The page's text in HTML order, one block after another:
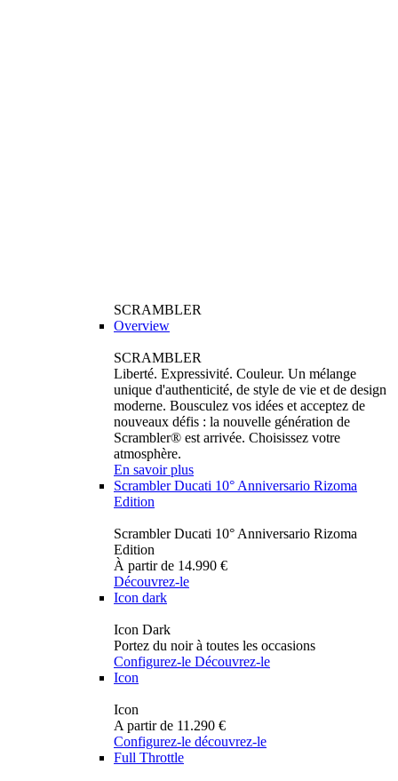
SCRAMBLER
Overview
SCRAMBLER
Liberté. Expressivité. Couleur. Un mélange
unique d'authenticité, de style de vie et de design
moderne. Bousculez vos idées et acceptez de
nouveaux défis : la nouvelle génération de
Scrambler® est arrivée. Choisissez votre
atmosphère.
En savoir plus
Scrambler Ducati 10° Anniversario Rizoma
Edition
Scrambler Ducati 10° Anniversario Rizoma
Edition
À partir de 14.990 €
Découvrez-le
Icon dark
Icon Dark
Portez du noir à toutes les occasions
Configurez-le Découvrez-le
Icon
Icon
A partir de 11.290 €
Configurez-le découvrez-le
Full Throttle